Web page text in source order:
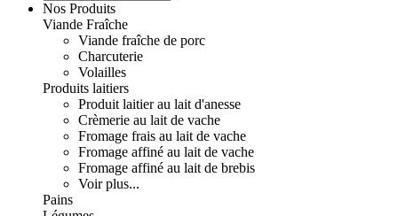
Nos Produits
Viande Fraîche
Viande fraîche de porc
Charcuterie
Volailles
Produits laitiers
Produit laitier au lait d'anesse
Crèmerie au lait de vache
Fromage frais au lait de vache
Fromage affiné au lait de vache
Fromage affiné au lait de brebis
Voir plus...
Pains